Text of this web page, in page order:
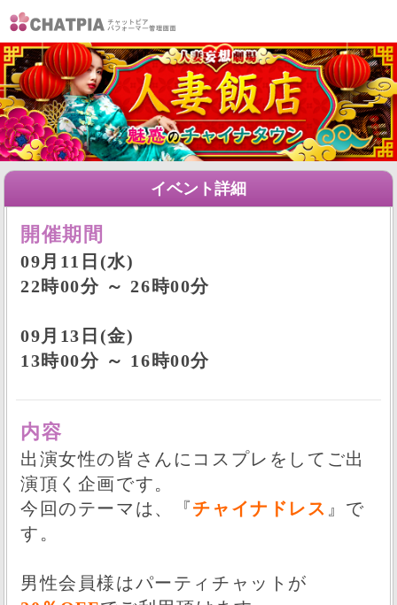
イベント詳細
開催期間
09月11日(水)
22時00分 ～ 26時00分
09月13日(金)
13時00分 ～ 16時00分
内容
出演女性の皆さんにコスプレをしてご出
演頂く企画です。
今回のテーマは、『チャイナドレス 』で
す。
男性会員様はパーティチャットが